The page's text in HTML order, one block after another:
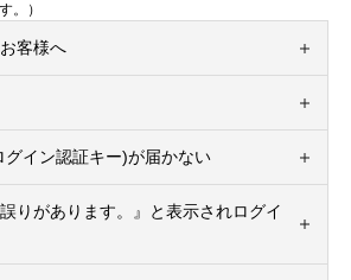
。）
客様へ
グイン認証キー)が届かない
りがあります。』と表示されログイ